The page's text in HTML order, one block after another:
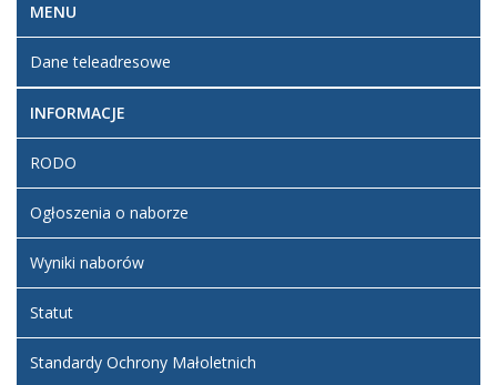
MENU
Dane teleadresowe
INFORMACJE
RODO
Ogłoszenia o naborze
Wyniki naborów
Statut
Standardy Ochrony Małoletnich